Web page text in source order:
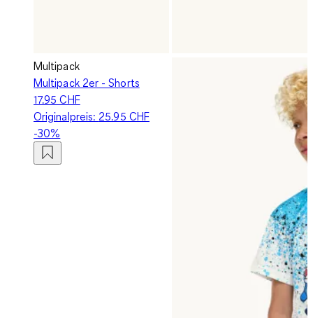
Multipack
Multipack 2er - Shorts
17.95 CHF
Originalpreis: 25.95 CHF
-30%